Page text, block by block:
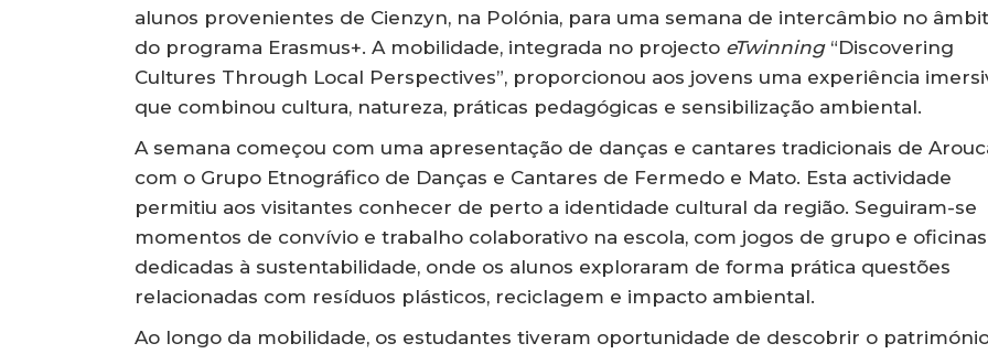
alunos provenientes de Cienzyn, na Polónia, para uma semana de intercâmbio no
do programa Erasmus+. A mobilidade, integrada no projecto eTwinning“Discovering
Cultures Through Local Perspectives”, proporcionou aos jovens uma experiência
que combinou cultura, natureza, práticas pedagógicas e sensibilização ambiental.
A semana começou com uma apresentação de danças e cantares tradicionais de
com o Grupo Etnográfico de Danças e Cantares de Fermedo e Mato. Esta actividade
permitiu aos visitantes conhecer de perto a identidade cultural da região. Seguiram-se
momentos de convívio e trabalho colaborativo na escola, com jogos de grupo e oficinas
dedicadas à sustentabilidade, onde os alunos exploraram de forma prática questões
relacionadas com resíduos plásticos, reciclagem e impacto ambiental.
Ao longo da mobilidade, os estudantes tiveram oportunidade de descobrir o